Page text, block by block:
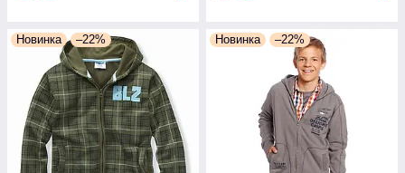
Новинка –22% Новинка –22%